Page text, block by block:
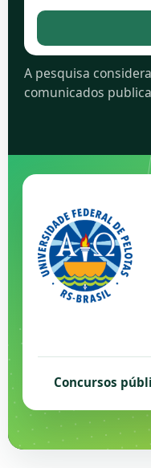
A pesquisa
comunicados
Concursos